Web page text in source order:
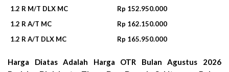
1.2 R M/T DLX MC
Rp 152.950.000
1.2 R A/T MC
Rp 162.150.000
1.2 R A/T DLX MC
Rp 165.950.000
Harga Diatas Adalah Harga OTR BulanAgustus 2026